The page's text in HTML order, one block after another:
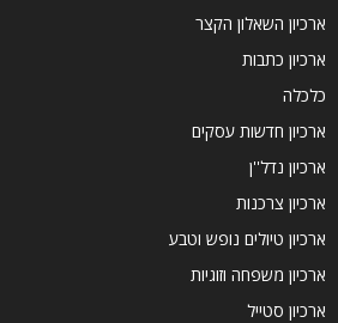
ארכיון השאלון הקצר
ארכיון כתבות
כלכלה
ארכיון חדשות עסקים
ארכיון נדל''ן
ארכיון צרכנות
ארכיון טיולים נופש וטבע
ארכיון משפחה וזוגיות
ארכיון סטייל